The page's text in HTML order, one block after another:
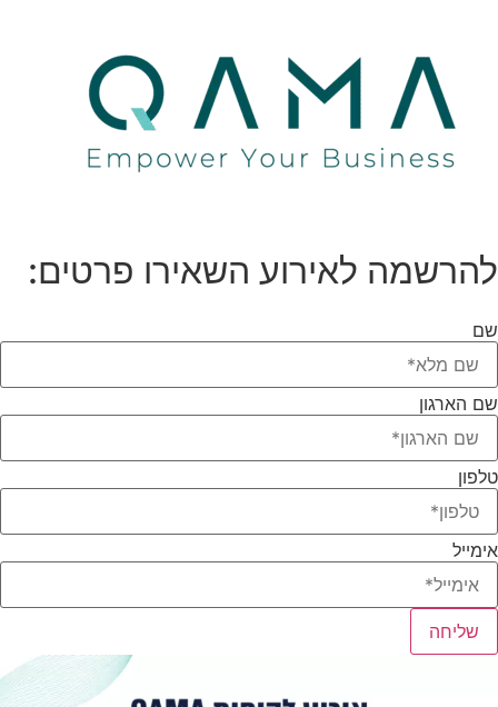
להרשמה לאירוע השאירו פרטים:
שם
שם הארגון
טלפון
אימייל
שליחה